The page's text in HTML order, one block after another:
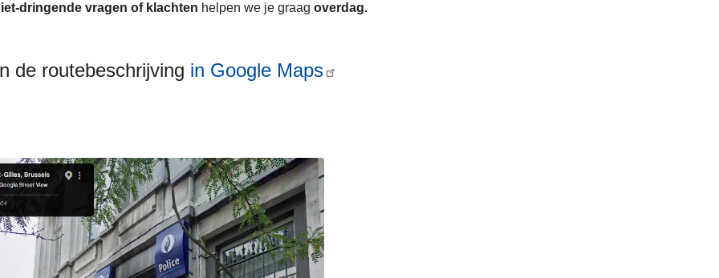
vragen of klachten helpen we je graag overdag.
de routebeschrijving in Google Maps